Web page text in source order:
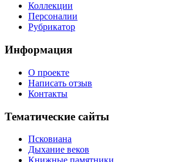
Коллекции
Персоналии
Рубрикатор
Информация
О проекте
Написать отзыв
Контакты
Тематические сайты
Псковиана
Дыхание веков